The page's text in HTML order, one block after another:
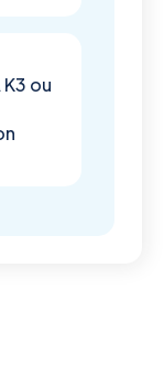
ou